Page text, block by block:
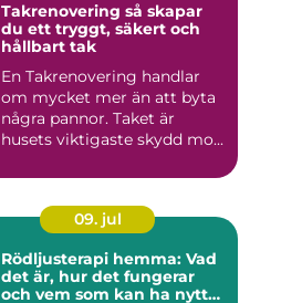
Takrenovering så skapar
du ett tryggt, säkert och
hållbart tak
En Takrenovering handlar
om mycket mer än att byta
några pannor. Taket är
husets viktigaste skydd mo...
09. jul
Rödljusterapi hemma: Vad
det är, hur det fungerar
och vem som kan ha nytta